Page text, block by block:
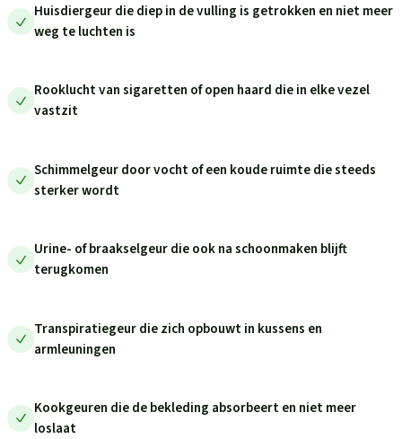
Huisdiergeur die diep in de vulling is getrokken en niet meer
weg te luchten is
Rooklucht van sigaretten of open haard die in elke vezel
vastzit
Schimmelgeur door vocht of een koude ruimte die steeds
sterker wordt
Urine- of braakselgeur die ook na schoonmaken blijft
terugkomen
Transpiratiegeur die zich opbouwt in kussens en
armleuningen
Kookgeuren die de bekleding absorbeert en niet meer
loslaat